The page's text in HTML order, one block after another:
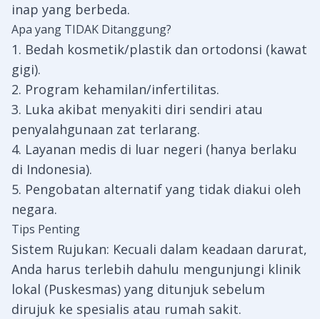
inap yang berbeda.
Apa yang TIDAK Ditanggung?
1. Bedah kosmetik/plastik dan ortodonsi (kawat
gigi).
2. Program kehamilan/infertilitas.
3. Luka akibat menyakiti diri sendiri atau
penyalahgunaan zat terlarang.
4. Layanan medis di luar negeri (hanya berlaku
di Indonesia).
5. Pengobatan alternatif yang tidak diakui oleh
negara.
Tips Penting
Sistem Rujukan: Kecuali dalam keadaan darurat,
Anda harus terlebih dahulu mengunjungi klinik
lokal (Puskesmas) yang ditunjuk sebelum
dirujuk ke spesialis atau rumah sakit.